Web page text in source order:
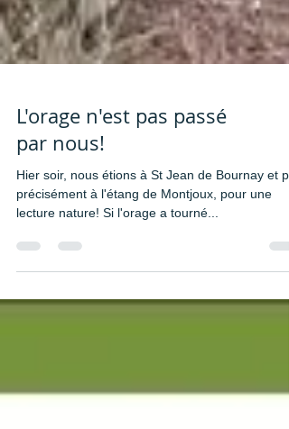
L'orage n'est pas passé
par nous!
Hier soir, nous étions à St Jean de Bournay et
lecture nature! Si l'orage a tourné...